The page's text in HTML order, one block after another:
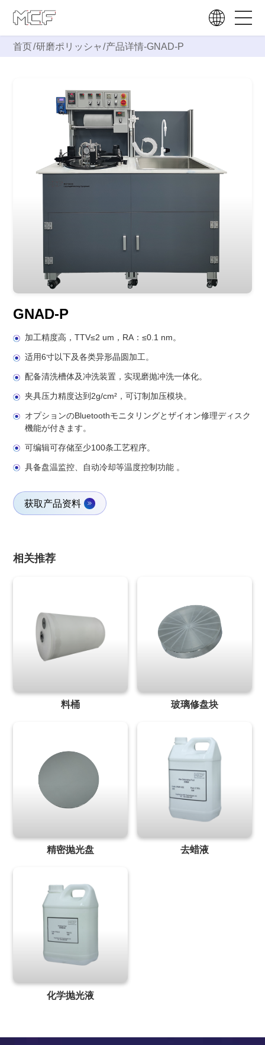
首页/研磨ポリッシャ/产品详情-GNAD-P
GNAD-P
加工精度高，TTV≤2 um，RA：≤0.1 nm。
适用6寸以下及各类异形晶圆加工。
配备清洗槽体及冲洗装置，实现磨抛冲洗一体化。
夹具压力精度达到2g/cm²，可订制加压模块。
オプションのBluetoothモニタリングとザイオン修理ディスク
機能が付きます。
可编辑可存储至少100条工艺程序。
具备盘温监控、自动冷却等温度控制功能 。
获取产品资料
相关推荐
料桶 玻璃修盘块
精密抛光盘 去蜡液
化学抛光液